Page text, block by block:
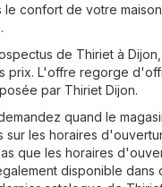
le confort de votre
de Thiriet à
prix. L'offre regorge
par Thiriet Dijon.
quand le
sur les horaires
que les horaires
disponible dans